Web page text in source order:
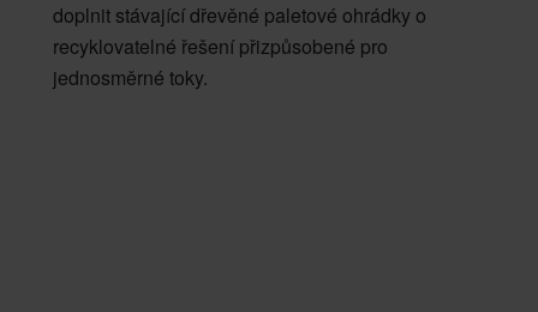
doplnit stávající dřevěné paletové ohrádky o
recyklovatelné řešení přizpůsobené pro
jednosměrné toky.